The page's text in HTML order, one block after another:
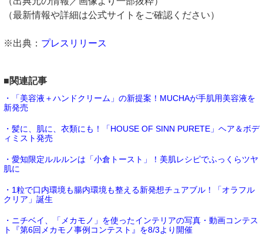
（最新情報や詳細は公式サイトをご確認ください）
※出典： プレスリリース
■関連記事
・「美容液＋ハンドクリーム」の新提案！MUCHAが手肌用美容液を
新発売
・髪に、肌に、衣類にも！「HOUSE OF SINN PURETE」ヘア＆ボデ
ィミスト発売
・愛知限定ルルルンは「小倉トースト」！美肌レシピでふっくらツヤ
肌に
・1粒で口内環境も腸内環境も整える新発想チュアブル！「オラフル
クリア」誕生
・ニチベイ、「メカモノ」を使ったインテリアの写真・動画コンテス
ト『第6回メカモノ事例コンテスト』を8/3より開催